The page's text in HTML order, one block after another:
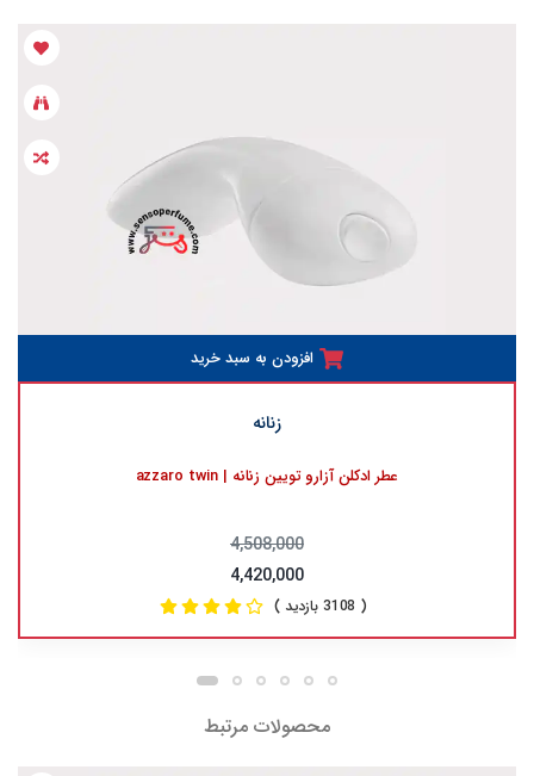
افزودن به سبد خرید
زنانه
عطر ادکلن آزارو تویین زنانه | azzaro twin
4,508,000
4,420,000
( 3108 بازدید )
محصولات مرتبط